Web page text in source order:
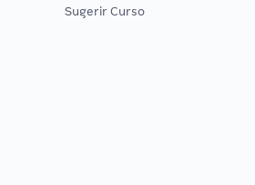
Sugerir Curso